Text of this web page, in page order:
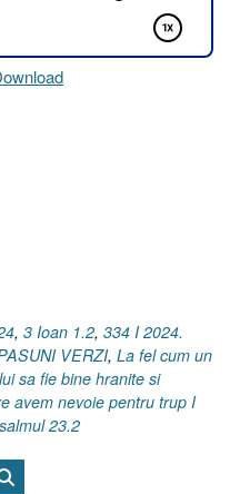
, 3 Ioan 1.2, 334 I 2024.
VERZI, La fel cum un
sa fie bine hranite si
avem nevoie pentru trup I
23.2